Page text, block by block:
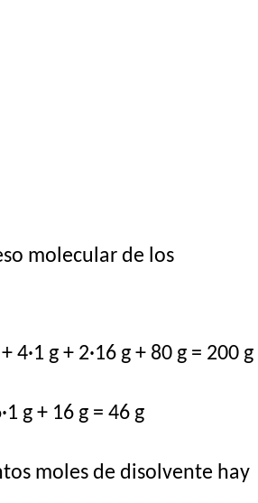
molecular de los
4·1 g + 2·16 g + 80 g = 200 g
g + 16 g = 46 g
moles de disolvente hay